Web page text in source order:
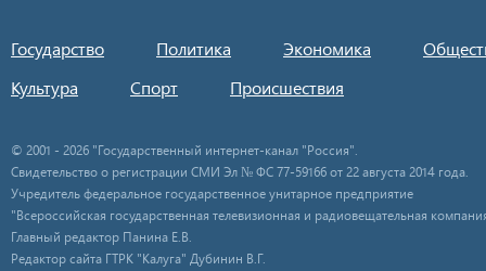
Государство Политика Экономика
Культура
Спорт Происшествия
© 2001 - 2026 "Государственный интернет-канал "Россия".
Свидетельство о регистрации СМИ Эл № ФС 77-59166 от 22 августа 2014 года.
Учредитель федеральное государственное унитарное предприятие
"Всероссийская государственная телевизионная и радиовещательная
Главный редактор Панина Е.В.
Редактор сайта ГТРК "Калуга" Дубинин В.Г.